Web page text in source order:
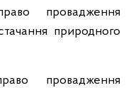
провадження
природного
провадження